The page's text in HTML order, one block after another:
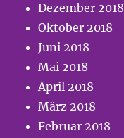
Dezember 2018
Oktober 2018
Juni 2018
Mai 2018
April 2018
März 2018
Februar 2018